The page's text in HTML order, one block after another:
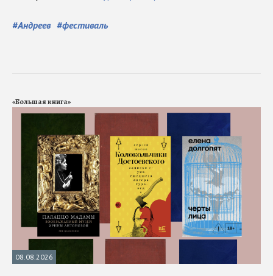
#Андреев #фестиваль
«Большая книга»
08.08.2026